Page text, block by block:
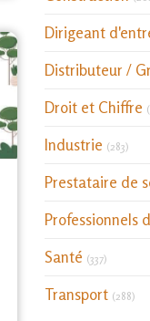
Dirigeant
Distributeur /
Droit et Chiffre
Industrie (283)
Prestataire de
Professionnels
Santé (337)Articles
Transport (288)